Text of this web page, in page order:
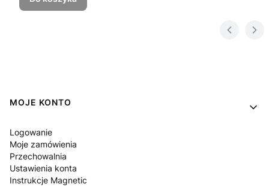
Linki w stopce
MOJE KONTO
Logowanie
Moje zamówienia
Przechowalnia
Ustawienia konta
Instrukcje Magnetic